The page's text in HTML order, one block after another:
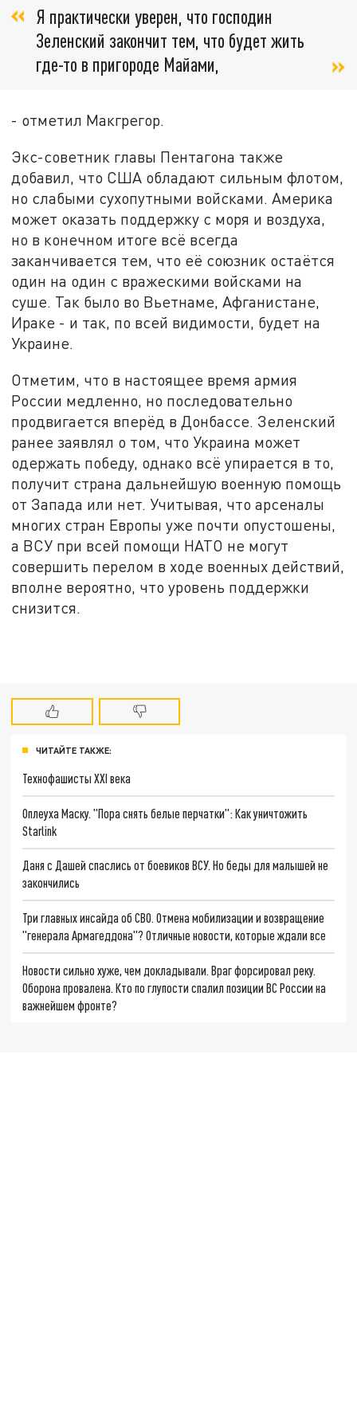
Я практически уверен, что господин
Зеленский закончит тем, что будет жить
где-то в пригороде Майами,
- отметил Макгрегор.
Экс-советник главы Пентагона также
добавил, что США обладают сильным флотом,
но слабыми сухопутными войсками. Америка
может оказать поддержку с моря и воздуха,
но в конечном итоге всё всегда
заканчивается тем, что её союзник остаётся
один на один с вражескими войсками на
суше. Так было во Вьетнаме, Афганистане,
Ираке - и так, по всей видимости, будет на
Украине.
Отметим, что в настоящее время армия
России медленно, но последовательно
продвигается вперёд в Донбассе. Зеленский
ранее заявлял о том, что Украина может
одержать победу, однако всё упирается в то,
получит страна дальнейшую военную помощь
от Запада или нет. Учитывая, что арсеналы
многих стран Европы уже почти опустошены,
а ВСУ при всей помощи НАТО не могут
совершить перелом в ходе военных действий,
вполне вероятно, что уровень поддержки
снизится.
ЧИТАЙТЕ ТАКЖЕ:
Технофашисты XXI века
Оплеуха Маску. "Пора снять белые перчатки": Как уничтожить
Starlink
Даня с Дашей спаслись от боевиков ВСУ. Но беды для малышей не
закончились
Три главных инсайда об СВО. Отмена мобилизации и возвращение
"генерала Армагеддона"? Отличные новости, которые ждали все
Новости сильно хуже, чем докладывали. Враг форсировал реку.
Оборона провалена. Кто по глупости спалил позиции ВС России на
важнейшем фронте?